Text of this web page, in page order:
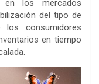
los mercados
del tipo de
los consumidores
en tiempo